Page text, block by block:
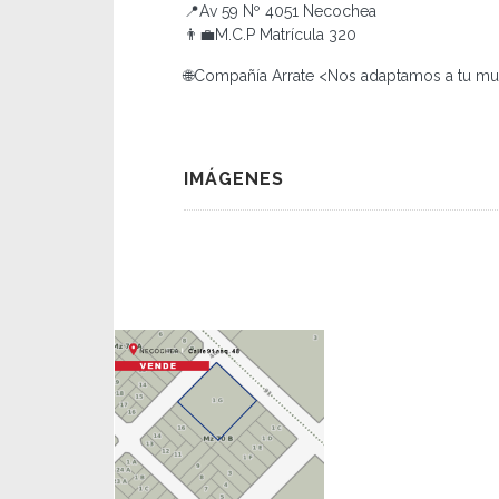
📍Av 59 Nº 4051 Necochea
👨‍💼M.C.P Matrícula 320
🌐Compañía Arrate <Nos adaptamos a tu
IMÁGENES